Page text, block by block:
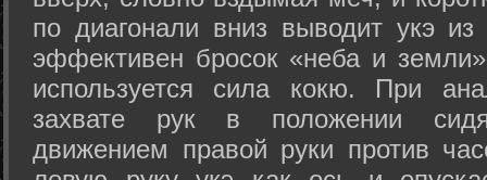
по диагонали вниз выводит укэ
эффективен бросок «неба и
используется сила кокю. При
захвате рук в положении
движением правой руки против